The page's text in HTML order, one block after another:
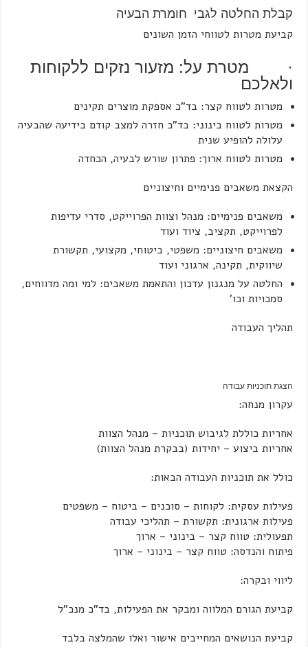
קבלת החלטה לגבי חומרת הבעיה
קביעת מטרות לטווחי הזמן השונים
· מטרת על: מזעור נזקים ללקוחות
ולאלכם
מטרות לטווח קצר: בד”כ אספקת מוצרים תקינים
מטרות לטווח בינוני: בד”כ חזרה למצב קודם בידיעה שהבעיה
עלולה להופיע שנית
מטרות לטווח ארוך: פתרון שורש לבעיה, הכחדה
הקצאת משאבים פנימיים וחיצוניים
משאבים פנימיים: מנהל וצוות הפרוייקט, סדרי עדיפות
לפרוייקט, תקציב, ציוד ועוד
משאבים חיצוניים: משפטי, ביטוחי, מקצועי, תקשורת
שיווקית, תקינה, ארגוני ועוד
החלטה על מנגנון עדכון והתאמת משאבים: למי ומה מדווחים,
סמכויות וכו'
תהליך העבודה
הצגת תוכניות עבודה
עקרון מנחה:
אחריות כוללת לגיבוש תוכניות – מנהל הצוות
אחריות ביצוע – יחידות (בבקרת מנהל הצוות)
כולל את תוכניות העבודה הבאות:
פעילות עסקית: לקוחות – סוכנים – ביטוח – משפטים
פעילות ארגונית: תקשורת – תהליכי עבודה
תפעולית: טווח קצר – בינוני – ארוך
פיתוח והנדסה: טווח קצר – בינוני – ארוך
ליווי ובקרה:
קביעת הגורם המלווה ומבקר את הפעילות, בד"כ מנכ"ל
קביעת הנושאים המחייבים אישור ואלו שהמלצה בלבד